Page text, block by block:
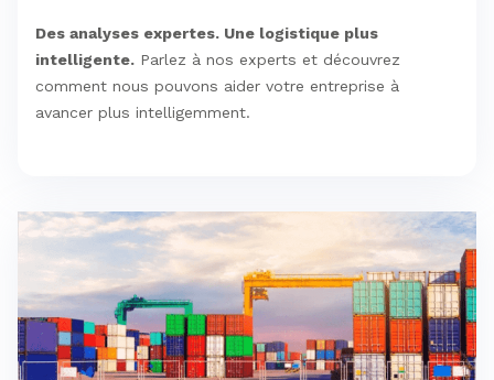
Des analyses expertes. Une logistique plus
intelligente. Parlez à nos experts et découvrez
comment nous pouvons aider votre entreprise à
avancer plus intelligemment.